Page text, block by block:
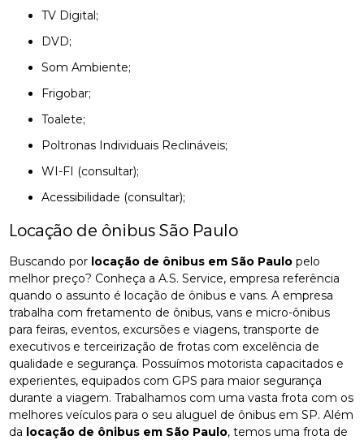
TV Digital;
DVD;
Som Ambiente;
Frigobar;
Toalete;
Poltronas Individuais Reclináveis;
WI-FI (consultar);
Acessibilidade (consultar);
Locação de ônibus São Paulo
Buscando por locação de ônibus em São Paulo pelo
melhor preço? Conheça a A.S. Service, empresa referência
quando o assunto é locação de ônibus e vans. A empresa
trabalha com fretamento de ônibus, vans e micro-ônibus
para feiras, eventos, excursões e viagens, transporte de
executivos e terceirização de frotas com excelência de
qualidade e segurança. Possuímos motorista capacitados e
experientes, equipados com GPS para maior segurança
durante a viagem. Trabalhamos com uma vasta frota com os
melhores veículos para o seu aluguel de ônibus em SP. Além
da locação de ônibus em São Paulo, temos uma frota de